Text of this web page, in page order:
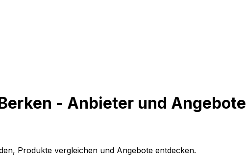
- Anbieter und Angebote
Produkte vergleichen und Angebote entdecken.